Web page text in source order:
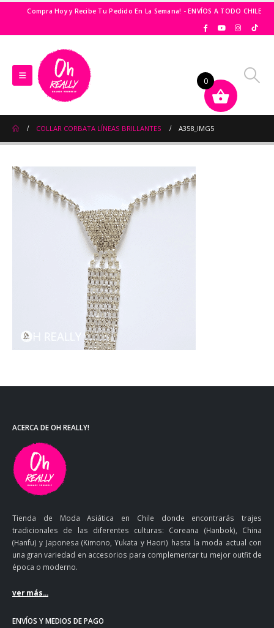
Compra Hoy y Recibe Tu Pedido En La Semana! - ENVÍOS A TODO CHILE
COLLAR CORBATA LÍNEAS BRILLANTES A358_IMG5
ACERCA DE OH REALLY!
Tienda de Moda Asiática en Chile donde encontrarás trajes
tradicionales de las diferentes culturas: Coreana (Hanbok), China
(Hanfu) y Japonesa (Kimono, Yukata y Haori) hasta la moda actual con
una gran variedad en accesorios para complementar tu mejor outfit de
época o moderno.
ver más...
ENVÍOS Y MEDIOS DE PAGO
0